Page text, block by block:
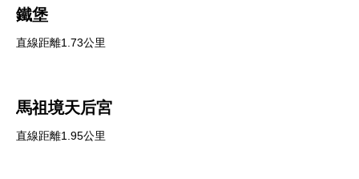
鐵堡
直線距離1.73公里
馬祖境天后宮
直線距離1.95公里